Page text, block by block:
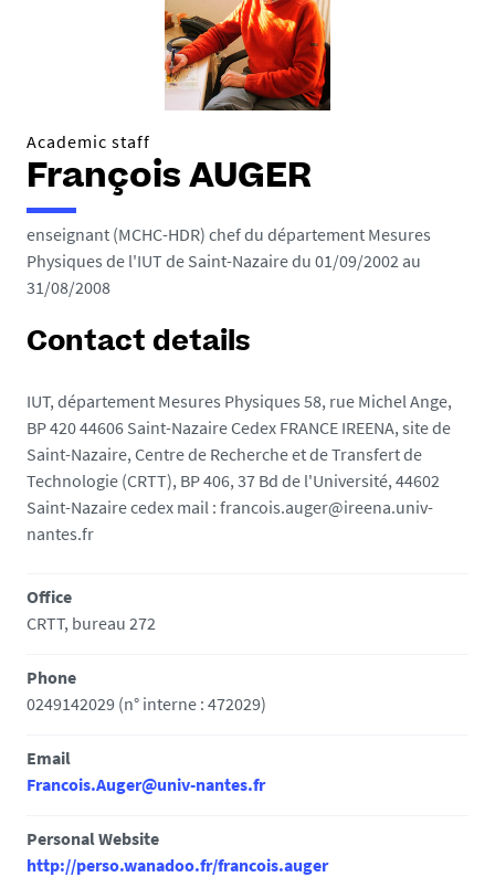
:Academic staff
François AUGER
enseignant (MCHC-HDR) chef du département Mesures
Physiques de l'IUT de Saint-Nazaire du 01/09/2002 au
31/08/2008
Contact details
IUT, département Mesures Physiques 58, rue Michel Ange,
BP 420 44606 Saint-Nazaire Cedex FRANCE IREENA, site de
Saint-Nazaire, Centre de Recherche et de Transfert de
Technologie (CRTT), BP 406, 37 Bd de l'Université, 44602
Saint-Nazaire cedex mail : francois.auger@ireena.univ-
nantes.fr
Office
CRTT, bureau 272
Phone
0249142029 (n° interne : 472029)
Email
Francois.Auger@univ-nantes.fr
Personal Website
http://perso.wanadoo.fr/francois.auger